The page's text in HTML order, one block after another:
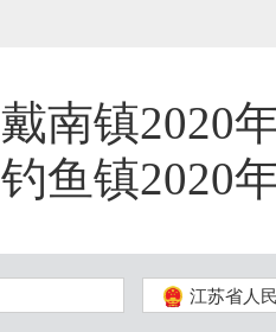
戴南镇2020
钓鱼镇2020
江苏省人